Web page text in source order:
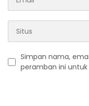
Simpan nama,
peramban ini